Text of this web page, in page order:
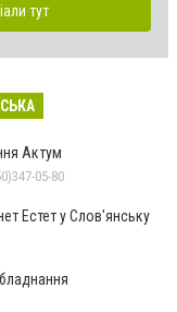
тут
Актум
05-80
Естет у Слов'янську